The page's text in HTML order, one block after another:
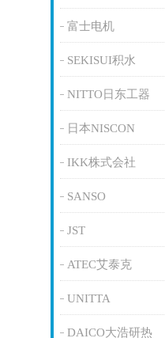
富士电机
SEKISUI积水
NITTO日东工器
日本NISCON
IKK株式会社
SANSO
JST
ATEC艾泰克
UNITTA
DAICO大浩研热